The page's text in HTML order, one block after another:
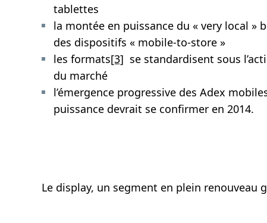
tablettes
la montée en puissance du « very local
des dispositifs « mobile-to-store »
les formats[3] se standardisent sous
du marché
l’émergence progressive des Adex
puissance devrait se confirmer en 2014.
Le display, un segment en plein renouveau